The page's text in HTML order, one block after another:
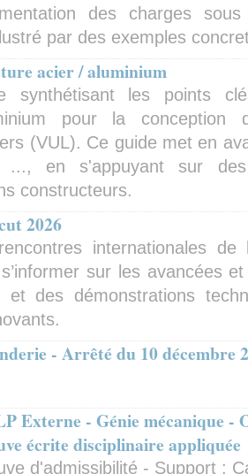
des charges
par des exemples
acier / aluminium
synthétisant les points
pour la conception
(VUL). Ce guide met en
..., en s'appuyant sur
constructeurs.
2026
internationales
sur les avancées
et des démonstrations
- Arrêté du 10 décembre
Externe - Génie mécanique -
écrite disciplinaire appliquée
d'admissibilité - Support :